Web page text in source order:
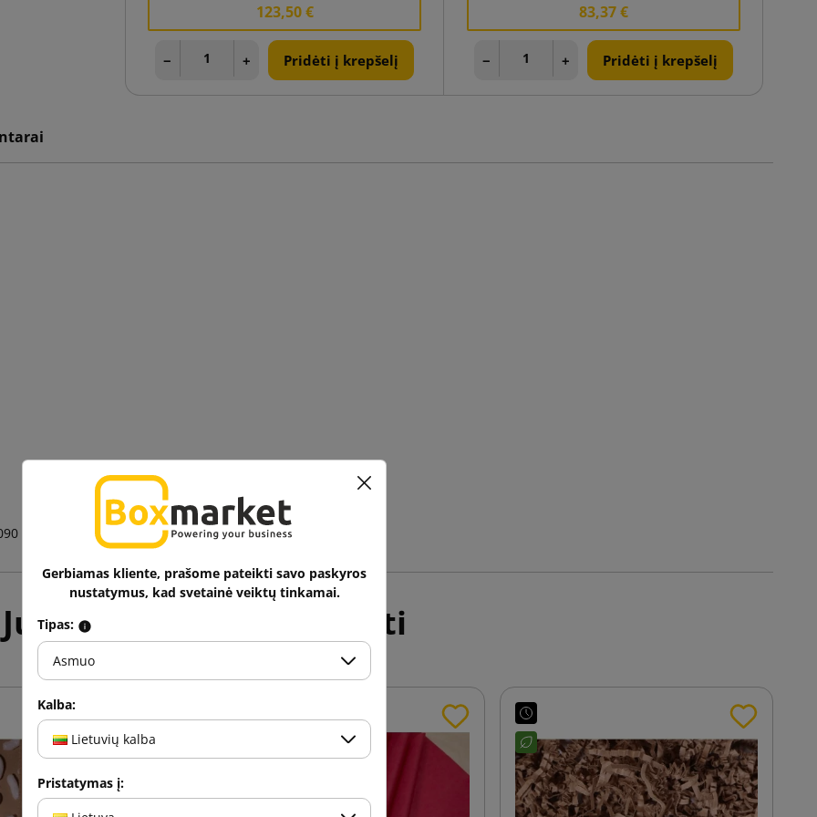
123,50 €
− + Pridėti į krepšelį
83,37 €
− + Pridėti į krepšelį
Jums taip pat gali patikti
Gerbiamas kliente, prašome pateikti savo paskyros
nustatymus, kad svetainė veiktų tinkamai.
Tipas:
Asmuo
Kalba:
Lietuvių kalba
Pristatymas į: